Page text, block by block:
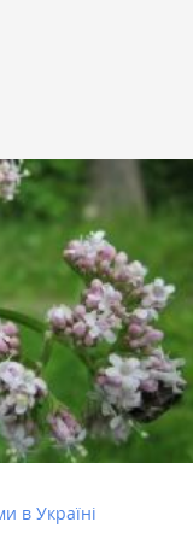
в Україні